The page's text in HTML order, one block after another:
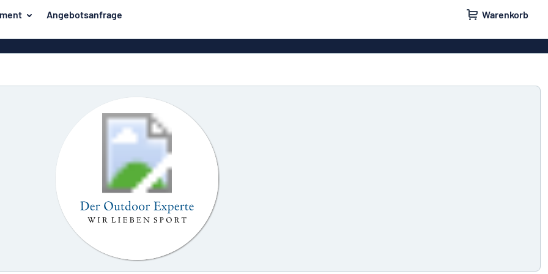
Angebotsanfrage Warenkorb
PVC-Schilder
Massives PET
Klebebuchstaben
Aluminiumschilder im
Emaillestil
Eloxierte
Aluminiumschilder
Aluminiumverbund-
Hausschilder Türschilder